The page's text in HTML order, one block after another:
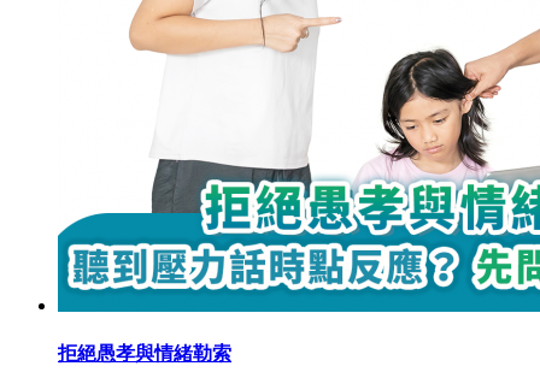
拒絕愚孝與情緒勒索